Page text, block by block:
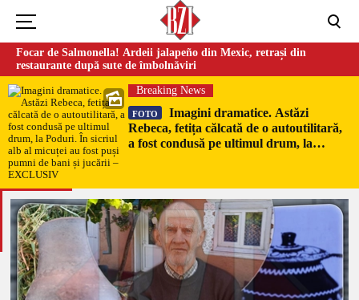
Focar de Salmonella! Ardeii jalapeño din Mexic, retrași din
restaurante după sute de îmbolnăviri
Breaking News
FOTO
Imagini dramatice. Astăzi
Rebeca, fetița călcată de o autoutilitară,
a fost condusă pe ultimul drum, la
EXCLUSIV